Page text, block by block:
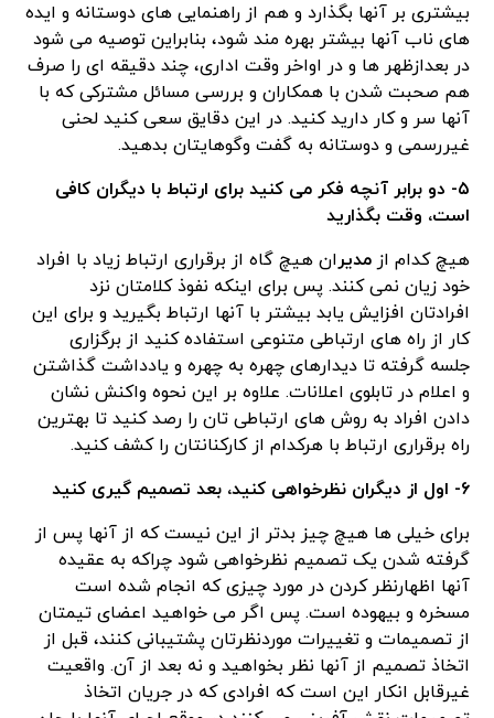
بیشتری بر آنها بگذارد و هم از راهنمایی های دوستانه و ایده
های ناب آنها بیشتر بهره مند شود، بنابراین توصیه می شود
در بعدازظهر ها و در اواخر وقت اداری، چند دقیقه ای را صرف
هم صحبت شدن با همکاران و بررسی مسائل مشترکی که با
آنها سر و کار دارید کنید. در این دقایق سعی کنید لحنی
غیررسمی و دوستانه به گفت وگوهایتان بدهید.
۵- دو برابر آنچه فکر می کنید برای ارتباط با دیگران کافی
است، وقت بگذارید
هیچ کدام ازمدیران هیچ گاه از برقراری ارتباط زیاد با افراد
خود زیان نمی کنند. پس برای اینکه نفوذ کلامتان نزد
افرادتان افزایش یابد بیشتر با آنها ارتباط بگیرید و برای این
کار از راه های ارتباطی متنوعی استفاده کنید از برگزاری
جلسه گرفته تا دیدارهای چهره به چهره و یادداشت گذاشتن
و اعلام در تابلوی اعلانات. علاوه بر این نحوه واکنش نشان
دادن افراد به روش های ارتباطی تان را رصد کنید تا بهترین
راه برقراری ارتباط با هرکدام از کارکنانتان را کشف کنید.
۶- اول از دیگران نظرخواهی کنید، بعد تصمیم گیری کنید
برای خیلی ها هیچ چیز بدتر از این نیست که از آنها پس از
گرفته شدن یک تصمیم نظرخواهی شود چراکه به عقیده
آنها اظهارنظر کردن در مورد چیزی که انجام شده است
مسخره و بیهوده است. پس اگر می خواهید اعضای تیمتان
از تصمیمات و تغییرات موردنظرتان پشتیبانی کنند، قبل از
اتخاذ تصمیم از آنها نظر بخواهید و نه بعد از آن. واقعیت
غیرقابل انکار این است که افرادی که در جریان اتخاذ